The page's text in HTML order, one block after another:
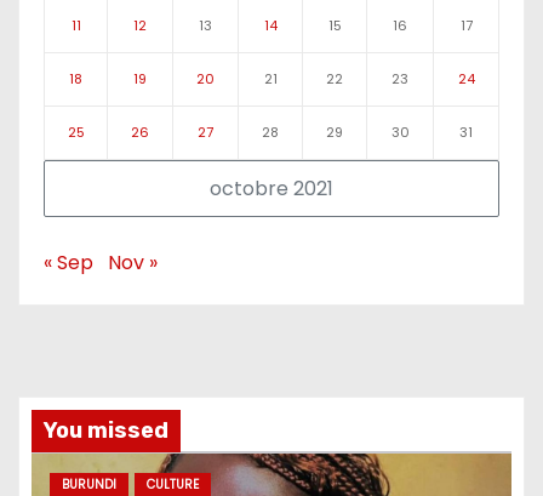
octobre 2021
11 12 13 14 15 16 17
18 19 20 21 22 23 24
25 26 27 28 29 30 31
« Sep Nov »
You missed
BURUNDI CULTURE